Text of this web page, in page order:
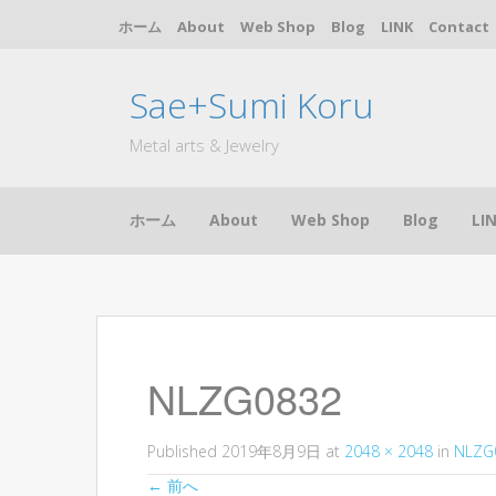
ホーム About Web Shop Blog LINK Contact
Sae+Sumi Koru
Metal arts & Jewelry
コ
ホーム About Web Shop Blog
NLZG0832
Published 2019年8月9日 at 2048 × 2048 in
← 前へ